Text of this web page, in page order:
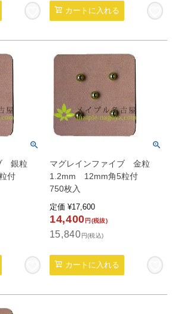
カートに入れる
銀粒
粒付
マグレインファイブ 金粒
1.2mm 12mm角5粒付
750枚入
定価 ¥17,600
14,400 円(税抜)
15,840 円(税込)
カートに入れる